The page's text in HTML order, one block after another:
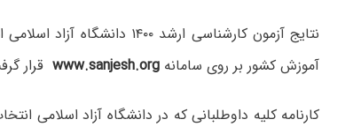
آموزش کشور بر روی سامانه www.sanjesh.orgقرار
کارنامه کلیه داوطلبانی که در دانشگاه آزاد اسلامی